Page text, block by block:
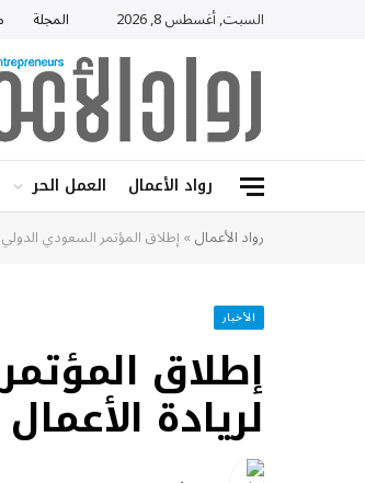
السبت, أغسطس 8, 2026 المجلة
رواد الأعمال العمل الحر
رواد الأعمال»إطلاق المؤتمر السعودي الدولي الخامس
الأخبار
إطلاق
لريادة الأعمال 29ـ 31 مارس المقبل